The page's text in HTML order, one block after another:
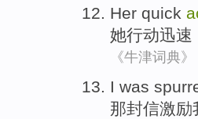
Her quick
她行动迅速
《牛津词典》
I was
那封信激励